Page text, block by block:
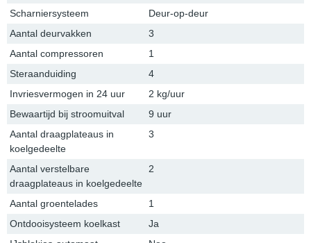
Scharniersysteem
Deur-op-deur
Aantal deurvakken
3
Aantal compressoren
1
Steraanduiding
4
Invriesvermogen in 24 uur
2 kg/uur
Bewaartijd bij stroomuitval
9 uur
Aantal draagplateaus in
koelgedeelte
3
Aantal verstelbare
draagplateaus in koelgedeelte
2
Aantal groentelades
1
Ontdooisysteem koelkast
Ja